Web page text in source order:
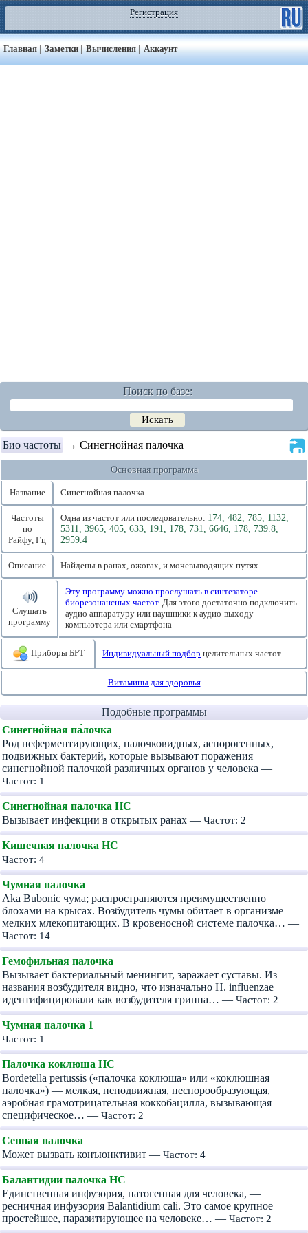
Регистрация
Главная | Заметки | Вычисления | Аккаунт
Поиск по базе:
Био частоты → Синегнойная палочка
Основная программа
Название Синегнойная палочка
Частоты
по
Райфу, Гц
Одна из частот или последовательно: 174, 482, 785, 1132,
5311, 3965, 405, 633, 191, 178, 731, 6646, 178, 739.8,
2959.4
Описание Найдены в ранах, ожогах, и мочевыводящих путях
Слушать
программу
Эту программу можно прослушать в синтезаторе
биорезонансных частот. Для этого достаточно подключить
аудио аппаратуру или наушники к аудио-выходу
компьютера или смартфона
Приборы БРТ Индивидуальный подбор целительных частот
Витамины для здоровья
Подобные программы
Синегно́йная па́лочка
Род неферментирующих, палочковидных, аспорогенных,
подвижных бактерий, которые вызывают поражения
синегнойной палочкой различных органов у человека —
Частот: 1
Синегнойная палочка HC
Вызывает инфекции в открытых ранах — Частот: 2
Кишечная палочка HC
Частот: 4
Чумная палочка
Aka Bubonic чума; распространяются преимущественно
блохами на крысах. Возбудитель чумы обитает в организме
мелких млекопитающих. В кровеносной системе палочка… —
Частот: 14
Гемофильная палочка
Вызывает бактериальный менингит, заражает суставы. Из
названия возбудителя видно, что изначально H. influenzae
идентифицировали как возбудителя гриппа… — Частот: 2
Чумная палочка 1
Частот: 1
Палочка коклюша НС
Bordetella pertussis («палочка коклюша» или «коклюшная
палочка») — мелкая, неподвижная, неспорообразующая,
аэробная грамотрицательная коккобацилла, вызывающая
специфическое… — Частот: 2
Сенная палочка
Может вызвать конъюнктивит — Частот: 4
Балантидии палочка HC
Единственная инфузория, патогенная для человека, —
ресничная инфузория Balantidium cali. Это самое крупное
простейшее, паразитирующее на человеке… — Частот: 2